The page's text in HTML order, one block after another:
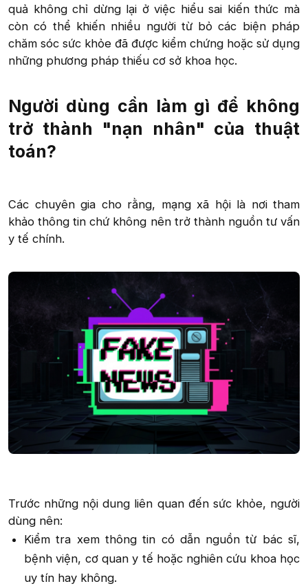
quả không chỉ dừng lại ở việc hiểu sai kiến thức mà
còn có thể khiến nhiều người từ bỏ các biện pháp
chăm sóc sức khỏe đã được kiểm chứng hoặc sử dụng
những phương pháp thiếu cơ sở khoa học.​
Người dùng cần làm gì để không
trở thành "nạn nhân" của thuật
toán?​
Các chuyên gia cho rằng, mạng xã hội là nơi tham
khảo thông tin chứ không nên trở thành nguồn tư vấn
y tế chính.
Trước những nội dung liên quan đến sức khỏe, người
dùng nên:​
Kiểm tra xem thông tin có dẫn nguồn từ bác sĩ,
bệnh viện, cơ quan y tế hoặc nghiên cứu khoa học
uy tín hay không.​